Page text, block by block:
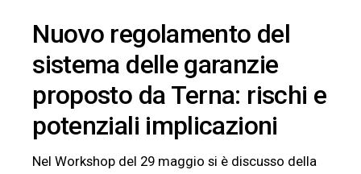
Nuovo regolamento del
sistema delle garanzie
proposto da Terna: rischi e
potenziali implicazioni
Nel Workshop del 29 maggio si è discusso della